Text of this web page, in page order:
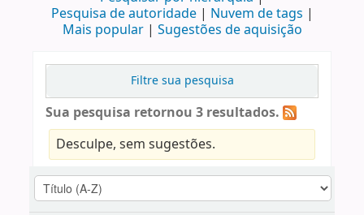
Pesquisa de autoridade
Nuvem de tags
Mais popular
Sugestões de aquisição
Filtre sua pesquisa
Sua pesquisa retornou 3 resultados.
Desculpe, sem sugestões.